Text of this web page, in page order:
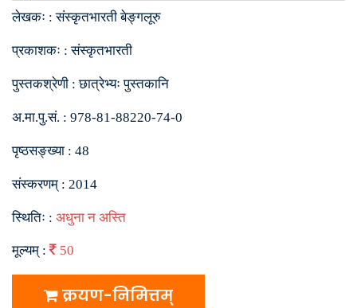
लेखकः :संस्कृतभारती बेङ्गलूरु
प्रकाशकः :संस्कृतभारती
पुस्तकश्रेणी :छात्रेभ्यः पुस्तकानि
अ.मा.पु.सं. : 978-81-88220-74-0
पृष्ठसङ्ख्या : 48
संस्करणम् : 2014
स्थितिः : अधुना न अस्ति
मूल्यम् : 50
क्रयण-निमित्तम्